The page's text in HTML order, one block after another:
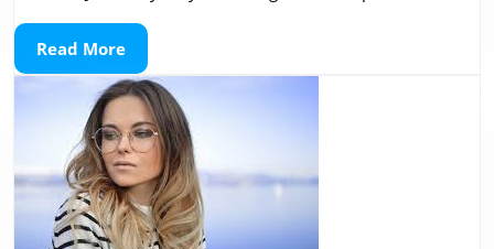
Read MoreRead
More